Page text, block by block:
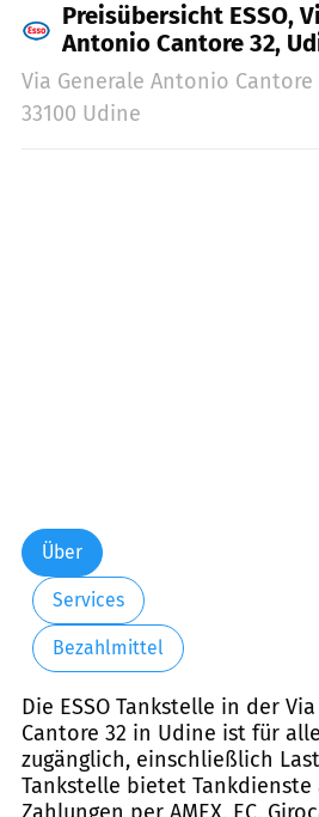
Preisübersicht ESSO,
Antonio Cantore 32,
Via Generale Antonio Cantore
33100 Udine
Über
Services
Bezahlmittel
Die ESSO Tankstelle in der
Cantore 32 in Udine ist für
zugänglich, einschließlich
Tankstelle bietet